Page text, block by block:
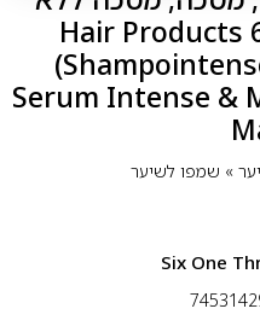
שטיפה, סרום – 613 Hair Products
Serum Intense &
» שמפו לשיער